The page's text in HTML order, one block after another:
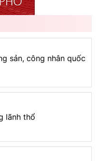
sản, công nhân quốc
lãnh thổ